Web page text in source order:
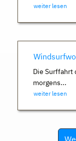
weiter lesen
Die Surffahrt
morgens...
weiter lesen